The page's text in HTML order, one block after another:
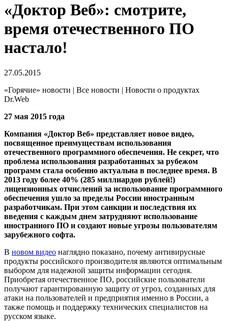
«Доктор Веб»: смотрите,
время отечественного ПО
настало!
27.05.2015
«Горячие» новости | Все новости | Новости о продуктах
Dr.Web
27 мая 2015 года
Компания «Доктор Веб» представляет новое видео,
посвященное преимуществам использования
отечественного программного обеспечения. Не секрет, что
проблема использования разработанных за рубежом
программ стала особенно актуальна в последнее время. В
2013 году более 40% (285 миллиардов рублей!)
лицензионных отчислений за использование программного
обеспечения ушло за пределы России иностранным
разработчикам. При этом санкции и последствия их
введения с каждым днем затрудняют использование
иностранного ПО и создают новые угрозы пользователям
зарубежного софта.
В новом видео наглядно показано, почему антивирусные
продукты российского производителя являются оптимальным
выбором для надежной защиты информации сегодня.
Приобретая отечественное ПО, российские пользователи
получают гарантированную защиту от угроз, созданных для
атаки на пользователей и предприятия именно в России, а
также помощь и поддержку технических специалистов на
русском языке.